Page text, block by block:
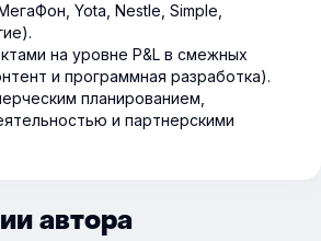
Yota, Nestle, Simple,
на уровне P&L в смежных
и программная разработка).
планированием,
и партнерскими
автора